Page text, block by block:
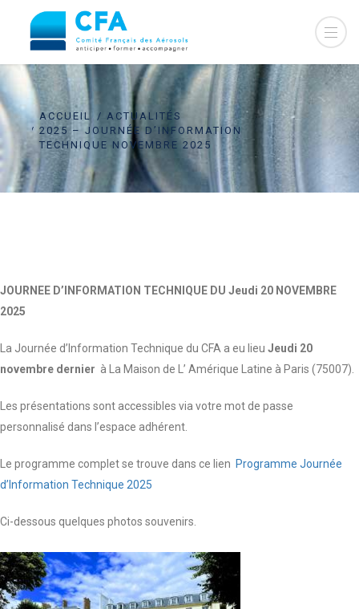
ACCUEIL
ACTUALITÉS
2025 – JOURNÉE D’INFORMATION
TECHNIQUE NOVEMBRE 2025
JOURNEE D’INFORMATION TECHNIQUE DU Jeudi 20 NOVEMBRE
2025
La Journée d’Information Technique du CFA a eu lieu Jeudi 20
novembre dernier à La Maison de L’ Amérique Latine à Paris (75007).
Les présentations sont accessibles via votre mot de passe
personnalisé dans l’espace adhérent.
Le programme complet se trouve dans ce lien Programme Journée
d’Information Technique 2025
Ci-dessous quelques photos souvenirs.